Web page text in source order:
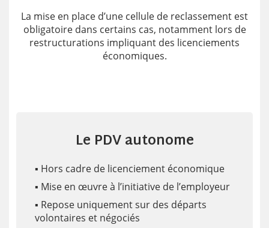
La mise en place d’une cellule de reclassement est
obligatoiredans certains cas, notamment lors de
restructurations impliquant des licenciements
économiques.
Le PDV autonome
▪️ Hors cadre de licenciement économique
▪️ Mise en œuvre à l’initiative de l’employeur
▪️ Repose uniquement sur des départs
volontaires et négociés